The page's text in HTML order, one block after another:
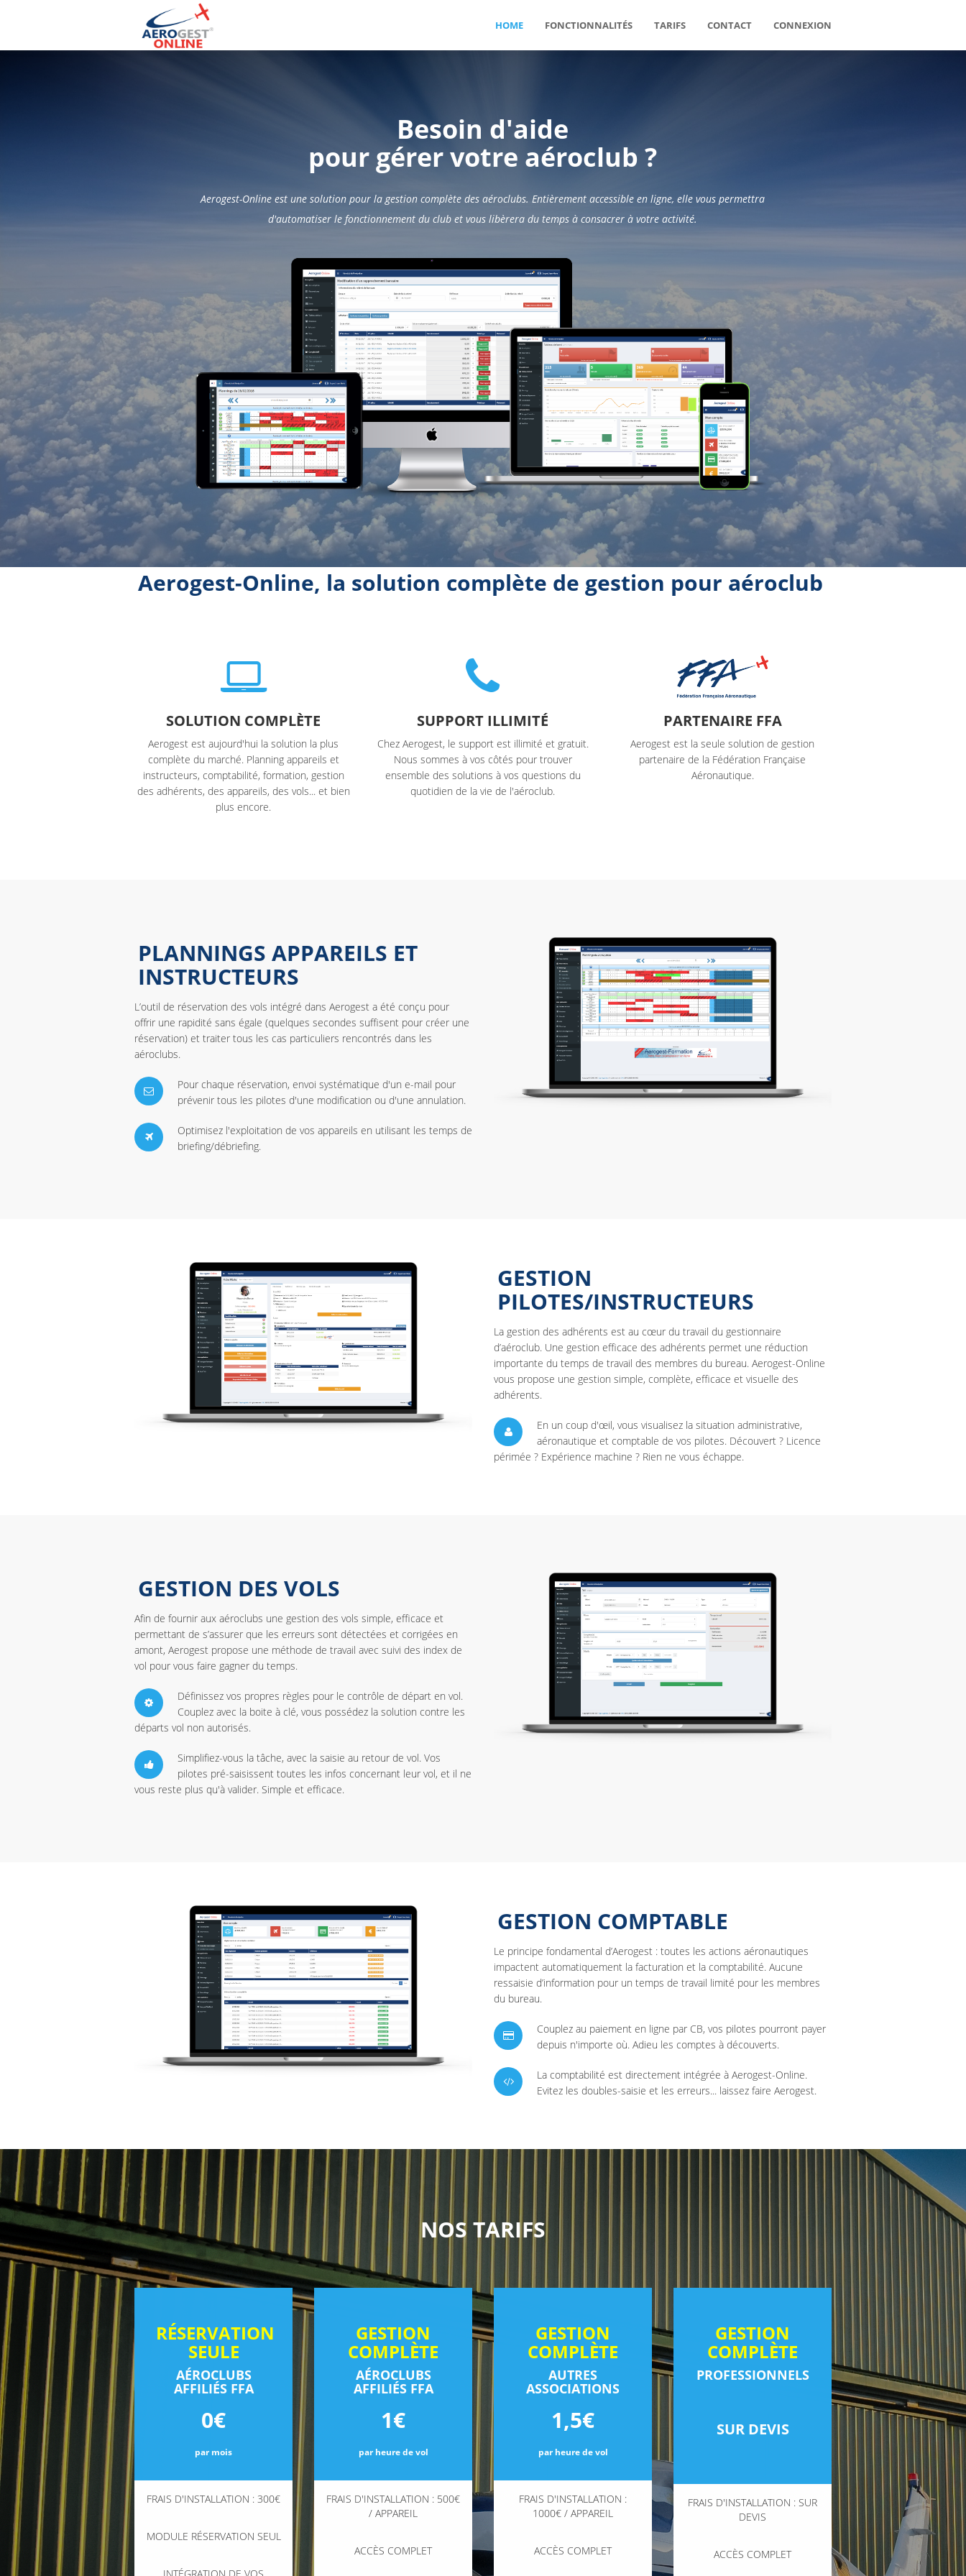
HOME FONCTIONNALITÉS TARIFS CONTACT CONNEXION
Besoin d'aide
pour gérer votre aéroclub ?
Aerogest-Online est une solution pour la gestion complète des aéroclubs. Entièrement accessible en ligne, elle vous permettra
d'automatiser le fonctionnement du club et vous libèrera du temps à consacrer à votre activité.
Aerogest-Online, la solution complète de gestion pour aéroclub
SOLUTION COMPLÈTE
Aerogest est aujourd'hui la solution la plus
complète du marché. Planning appareils et
instructeurs, comptabilité, formation, gestion
des adhérents, des appareils, des vols... et bien
plus encore.
SUPPORT ILLIMITÉ
Chez Aerogest, le support est illimité et gratuit.
Nous sommes à vos côtés pour trouver
ensemble des solutions à vos questions du
quotidien de la vie de l'aéroclub.
PARTENAIRE FFA
Aerogest est la seule solution de gestion
partenaire de la Fédération Française
Aéronautique.
PLANNINGS APPAREILS ET
INSTRUCTEURS
L’outil de réservation des vols intégré dans Aerogest a été conçu pour
offrir une rapidité sans égale (quelques secondes suffisent pour créer une
réservation) et traiter tous les cas particuliers rencontrés dans les
aéroclubs.
Pour chaque réservation, envoi systématique d'un e-mail pour
prévenir tous les pilotes d'une modification ou d'une annulation.
Optimisez l'exploitation de vos appareils en utilisant les temps de
briefing/débriefing.
GESTION
PILOTES/INSTRUCTEURS
La gestion des adhérents est au cœur du travail du gestionnaire
d’aéroclub. Une gestion efficace des adhérents permet une réduction
importante du temps de travail des membres du bureau. Aerogest-Online
vous propose une gestion simple, complète, efficace et visuelle des
adhérents.
En un coup d'œil, vous visualisez la situation administrative,
aéronautique et comptable de vos pilotes. Découvert ? Licence
périmée ? Expérience machine ? Rien ne vous échappe.
GESTION DES VOLS
Afin de fournir aux aéroclubs une gestion des vols simple, efficace et
permettant de s’assurer que les erreurs sont détectées et corrigées en
amont, Aerogest propose une méthode de travail avec suivi des index de
vol pour vous faire gagner du temps.
Définissez vos propres règles pour le contrôle de départ en vol.
Couplez avec la boite à clé, vous possédez la solution contre les
départs vol non autorisés.
Simplifiez-vous la tâche, avec la saisie au retour de vol. Vos
pilotes pré-saisissent toutes les infos concernant leur vol, et il ne
vous reste plus qu'à valider. Simple et efficace.
GESTION COMPTABLE
Le principe fondamental d’Aerogest : toutes les actions aéronautiques
impactent automatiquement la facturation et la comptabilité. Aucune
ressaisie d’information pour un temps de travail limité pour les membres
du bureau.
Couplez au paiement en ligne par CB, vos pilotes pourront payer
depuis n'importe où. Adieu les comptes à découverts.
La comptabilité est directement intégrée à Aerogest-Online.
Evitez les doubles-saisie et les erreurs... laissez faire Aerogest.
NOS TARIFS
RÉSERVATION
SEULE
AÉROCLUBS
AFFILIÉS FFA
0€
par mois
FRAIS D'INSTALLATION : 300€
MODULE RÉSERVATION SEUL
GESTION
COMPLÈTE
AÉROCLUBS
AFFILIÉS FFA
1€
par heure de vol
FRAIS D'INSTALLATION : 500€
/ APPAREIL
ACCÈS COMPLET
GESTION
COMPLÈTE
AUTRES
ASSOCIATIONS
1,5€
par heure de vol
FRAIS D'INSTALLATION :
1000€ / APPAREIL
ACCÈS COMPLET
GESTION
COMPLÈTE
PROFESSIONNELS
SUR DEVIS
FRAIS D'INSTALLATION : SUR
DEVIS
ACCÈS COMPLET